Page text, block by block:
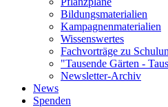
Bildungsmaterialien
Kampagnenmaterialien
Wissenswertes
Fachvorträge zu
"Tausende Gärten -
Newsletter-Archiv
News
Spenden